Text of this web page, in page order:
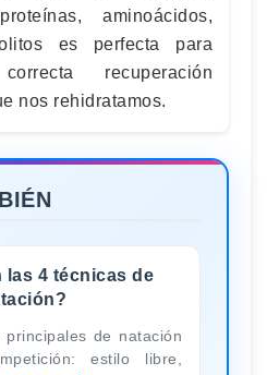
aminoácidos,
es perfecta para
recuperación
nos rehidratamos.
las 4 técnicas de
de natación
estilo libre,